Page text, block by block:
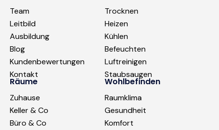
Team
Leitbild
Ausbildung
Blog
Kundenbewertungen
Kontakt
Trocknen
Heizen
Kühlen
Befeuchten
Luftreinigen
Staubsaugen
Räume
Zuhause
Keller & Co
Büro & Co
Wohlbefinden
Raumklima
Gesundheit
Komfort